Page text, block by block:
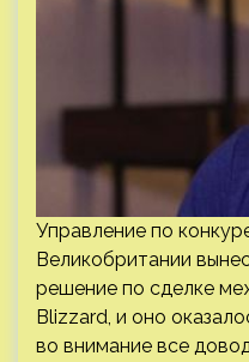
Управление по
Великобритании
решение по сделке
Blizzard, и оно
во внимание все